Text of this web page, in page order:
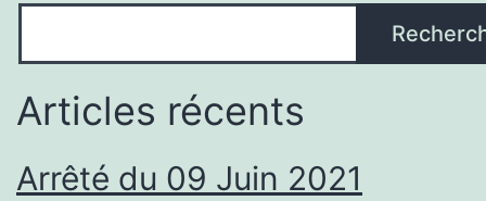
Articles récents
Arrêté du 09 Juin 2021